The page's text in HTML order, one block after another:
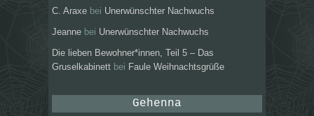
C. Araxe bei Unerwünschter Nachwuchs
Jeanne bei Unerwünschter Nachwuchs
Die lieben Bewohner*innen, Teil 5 – Das
Gruselkabinett bei Faule Weihnachtsgrüße
Gehenna